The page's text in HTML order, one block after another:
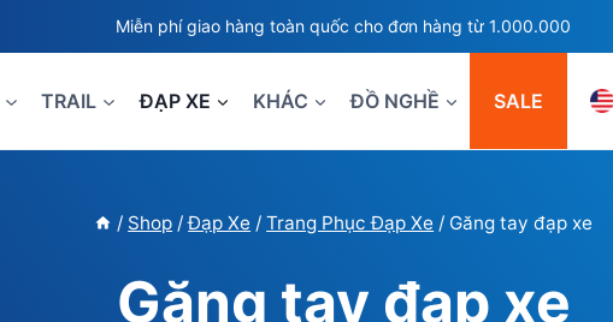
Miễn phí giao hàng toàn quốc cho đơn hàng từ 1.000.000
TRAIL ĐẠP XE KHÁC ĐỒ NGHỀ SALE
/ Shop / Đạp Xe / Trang Phục Đạp Xe / Găng tay đạp xe
Găng tay đạp xe